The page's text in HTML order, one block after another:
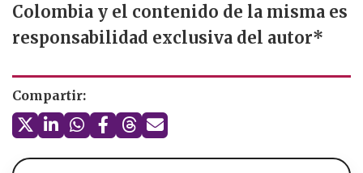
Colombia y el contenido de la misma es
responsabilidad exclusiva del autor*
Compartir: